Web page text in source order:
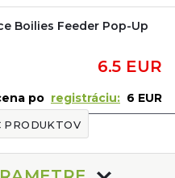
Boilies Feeder Pop-Up
6.5 EUR
po registráciu: 6 EUR
PRODUKTOV